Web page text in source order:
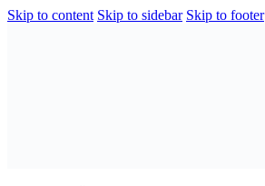
Skip to content Skip to sidebar Skip to footer